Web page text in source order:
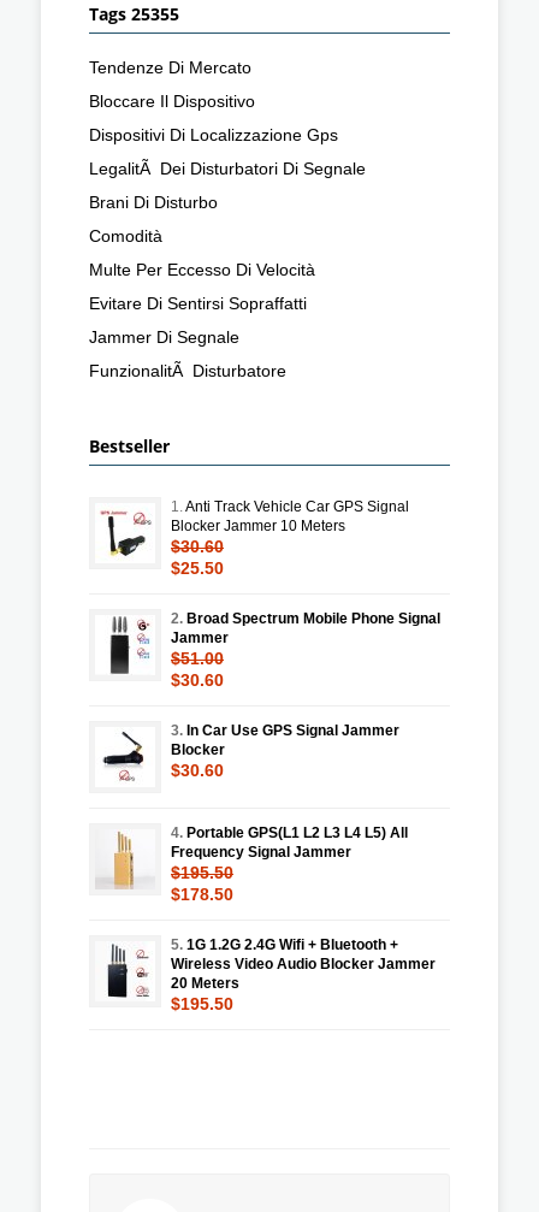
Tags 25355
Tendenze Di Mercato
Bloccare Il Dispositivo
Dispositivi Di Localizzazione Gps
LegalitÃ Dei Disturbatori Di Segnale
Brani Di Disturbo
Comodità
Multe Per Eccesso Di Velocità
Evitare Di Sentirsi Sopraffatti
Jammer Di Segnale
FunzionalitÃ Disturbatore
Bestseller
1.Anti Track Vehicle Car GPS Signal
Blocker Jammer 10 Meters
$30.60
$25.50
2. Broad Spectrum Mobile Phone Signal
Jammer
$51.00
$30.60
3. In Car Use GPS Signal Jammer
Blocker
$30.60
4. Portable GPS(L1 L2 L3 L4 L5) All
Frequency Signal Jammer
$195.50
$178.50
5. 1G 1.2G 2.4G Wifi + Bluetooth +
Wireless Video Audio Blocker Jammer
20 Meters
$195.50